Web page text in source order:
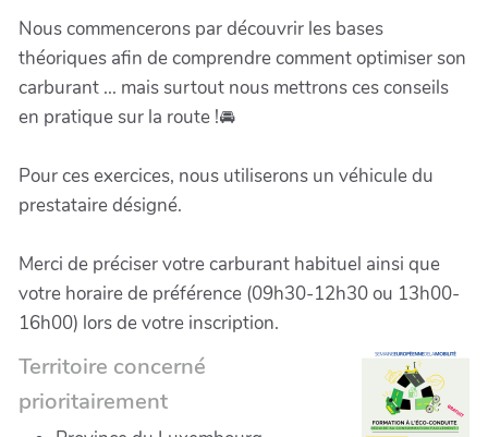
Nous commencerons par découvrir les bases
théoriques afin de comprendre comment optimiser son
carburant ... mais surtout nous mettrons ces conseils
en pratique sur la route !🚘
Pour ces exercices, nous utiliserons un véhicule du
prestataire désigné.
Merci de préciser votre carburant habituel ainsi que
votre horaire de préférence (09h30-12h30 ou 13h00-
16h00) lors de votre inscription.
Territoire concerné
prioritairement